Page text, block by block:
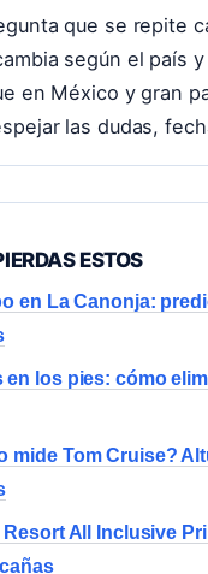
que se repite
según el país
en México y gran
las dudas,
ESTOS
en La Canonja:
en los pies: cómo
mide Tom Cruise?
Resort All Inclusive